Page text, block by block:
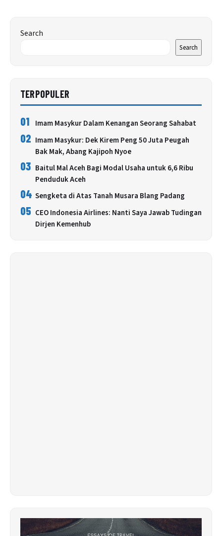
Search
Search
TERPOPULER
01 Imam Masykur Dalam Kenangan Seorang Sahabat
02 Imam Masykur: Dek Kirem Peng 50 Juta Peugah
Bak Mak, Abang Kajipoh Nyoe
03 Baitul Mal Aceh Bagi Modal Usaha untuk 6,6 Ribu
Penduduk Aceh
04 Sengketa di Atas Tanah Musara Blang Padang
05 CEO Indonesia Airlines: Nanti Saya Jawab Tudingan
Dirjen Kemenhub